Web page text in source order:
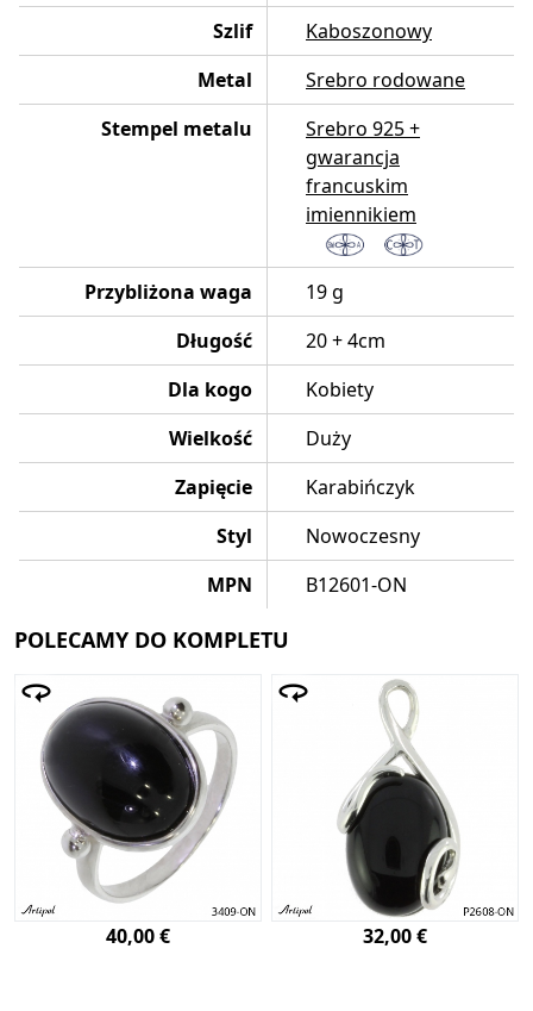
Szlif
Kaboszonowy
Metal
Srebro rodowane
Stempel metalu
Srebro 925 +
gwarancja
francuskim
imiennikiem
Przybliżona waga
19 g
Długość
20 + 4cm
Dla kogo
Kobiety
Wielkość
Duży
Zapięcie
Karabińczyk
Styl
Nowoczesny
MPN
B12601-ON
POLECAMY DO KOMPLETU
40,00 € 32,00 €